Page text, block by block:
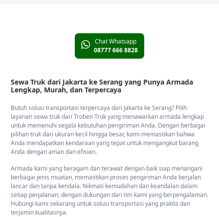
Chat Whatsapp
08777 666 8828
Sewa Truk dari Jakarta ke Serang yang Punya Armada
Lengkap, Murah, dan Terpercaya
Butuh solusi transportasi terpercaya dari Jakarta ke Serang? Pilih
layanan sewa truk dari Troben Truk yang menawarkan armada lengkap
untuk memenuhi segala kebutuhan pengiriman Anda. Dengan berbagai
pilihan truk dari ukuran kecil hingga besar, kami memastikan bahwa
Anda mendapatkan kendaraan yang tepat untuk mengangkut barang
Anda dengan aman dan efisien.
Armada kami yang beragam dan terawat dengan baik siap menangani
berbagai jenis muatan, memastikan proses pengiriman Anda berjalan
lancar dan tanpa kendala. Nikmati kemudahan dan keandalan dalam
setiap perjalanan, dengan dukungan dari tim kami yang berpengalaman.
Hubungi kami sekarang untuk solusi transportasi yang praktis dan
terjamin kualitasnya.